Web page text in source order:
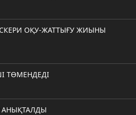
ОҚУ-ЖАТТЫҒУ ЖИЫНЫ
ТӨМЕНДЕДІ